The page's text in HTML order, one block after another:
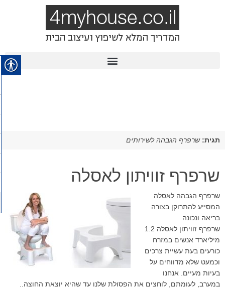
תגית:שרפרף הגבהה לשירותים
שרפרף זוויתון לאסלה
שרפרף הגבהה לאסלה
המסייע להתרוקן בצורה
בריאה ונכונה
שרפרף זוויתון לאסלה 1.2
מיליארד אנשים במזרח
כורעים בעת עשיית צרכים
וכמעט שלא מדווחים על
בעיות מעיים. אנחנו
במערב, לעומתם, לוחצים את הפסולת שלנו עד שהיא יוצאת החוצה..